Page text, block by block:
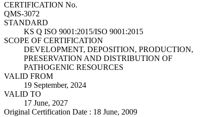
CERTIFICATION No.
QMS-3072
STANDARD
KS Q ISO 9001:2015/ISO 9001:2015
SCOPE OF CERTIFICATION
DEVELOPMENT, DEPOSITION, PRODUCTION,
PRESERVATION AND DISTRIBUTION OF
PATHOGENIC RESOURCES
VALID FROM
19 September, 2024
VALID TO
17 June, 2027
Original Certification Date : 18 June, 2009